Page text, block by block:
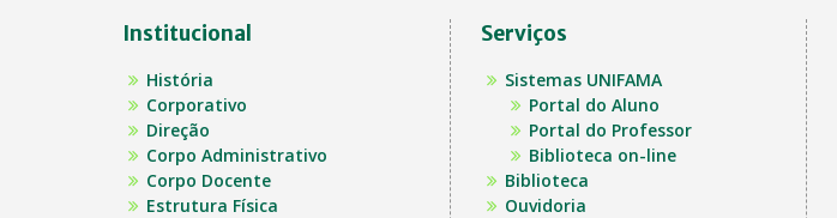
Institucional
História
Corporativo
Direção
Corpo Administrativo
Corpo Docente
Estrutura Física
Serviços
Sistemas UNIFAMA
Portal do Aluno
Portal do Professor
Biblioteca on-line
Biblioteca
Ouvidoria